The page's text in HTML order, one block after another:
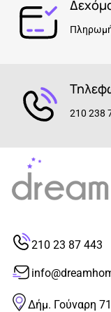
210 238
210 23 87 443
Δήμ. Γούναρη